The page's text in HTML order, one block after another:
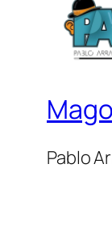
Pablo